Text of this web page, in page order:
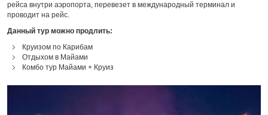
рейса внутри аэропорта, перевезет в международный терминал и
проводит на рейс.
Данный тур можно продлить:
Круизом по Карибам
Отдыхом в Майами
Комбо тур Майами + Круиз